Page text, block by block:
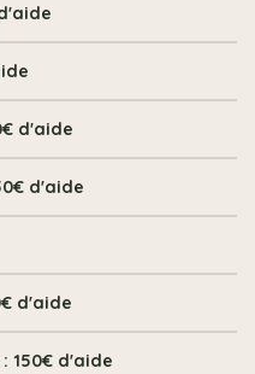
d'aide
d'aide
d'aide
: 150€ d'aide